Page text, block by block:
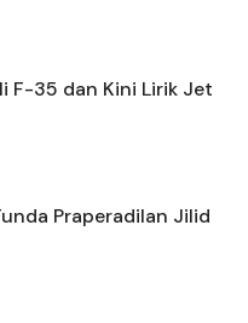
F-35 dan Kini Lirik Jet
Praperadilan Jilid